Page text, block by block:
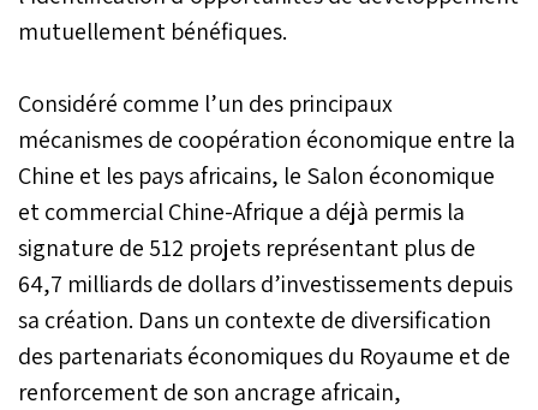
mutuellement bénéfiques.
Considéré comme l’un des principaux
mécanismes de coopération économique entre la
Chine et les pays africains, le Salon économique
et commercial Chine-Afrique a déjà permis la
signature de 512 projets représentant plus de
64,7 milliards de dollars d’investissements depuis
sa création. Dans un contexte de diversification
des partenariats économiques du Royaume et de
renforcement de son ancrage africain,